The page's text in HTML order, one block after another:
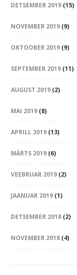
DETSEMBER 2019 (15)
NOVEMBER 2019 (9)
OKTOOBER 2019 (9)
SEPTEMBER 2019 (11)
AUGUST 2019 (2)
MAI 2019 (8)
APRILL 2019 (13)
MÄRTS 2019 (6)
VEEBRUAR 2019 (2)
JAANUAR 2019 (1)
DETSEMBER 2018 (2)
NOVEMBER 2018 (4)